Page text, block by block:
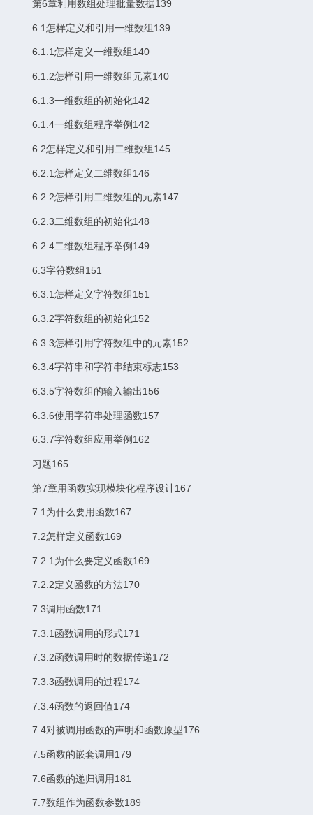
第6章利用数组处理批量数据139
6.1怎样定义和引用一维数组139
6.1.1怎样定义一维数组140
6.1.2怎样引用一维数组元素140
6.1.3一维数组的初始化142
6.1.4一维数组程序举例142
6.2怎样定义和引用二维数组145
6.2.1怎样定义二维数组146
6.2.2怎样引用二维数组的元素147
6.2.3二维数组的初始化148
6.2.4二维数组程序举例149
6.3字符数组151
6.3.1怎样定义字符数组151
6.3.2字符数组的初始化152
6.3.3怎样引用字符数组中的元素152
6.3.4字符串和字符串结束标志153
6.3.5字符数组的输入输出156
6.3.6使用字符串处理函数157
6.3.7字符数组应用举例162
习题165
第7章用函数实现模块化程序设计167
7.1为什么要用函数167
7.2怎样定义函数169
7.2.1为什么要定义函数169
7.2.2定义函数的方法170
7.3调用函数171
7.3.1函数调用的形式171
7.3.2函数调用时的数据传递172
7.3.3函数调用的过程174
7.3.4函数的返回值174
7.4对被调用函数的声明和函数原型176
7.5函数的嵌套调用179
7.6函数的递归调用181
7.7数组作为函数参数189